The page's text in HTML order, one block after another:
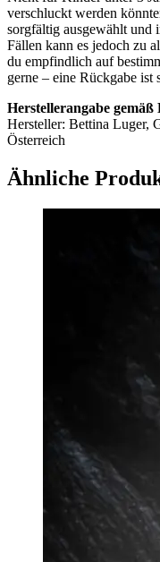
verschluckt werden
sorgfältig ausgewählt und
Fällen kann es jedoch zu
du empfindlich auf
gerne – eine Rückgabe ist
Herstellerangabe
Hersteller: Bettina Luger,
Österreich
Ähnliche